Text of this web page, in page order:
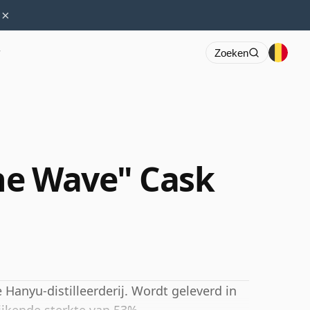
×
Zoeken
Wave" Cask
Hanyu-distilleerderij. Wordt geleverd in